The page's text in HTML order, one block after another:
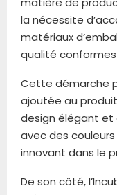
la nécessite
matériaux
qualité
Cette démarche
ajoutée au
design élégant
avec des
innovant dans le
De son côté,